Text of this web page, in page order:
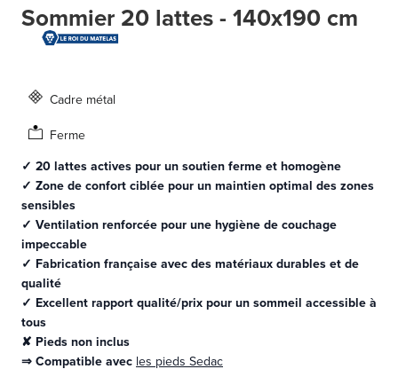
Sommier 20 lattes - 140x190 cm
Cadre métal
Ferme
✓ 20 lattes actives pour un soutien ferme et homogène
✓ Zone de confort ciblée pour un maintien optimal des zones
sensibles
✓ Ventilation renforcée pour une hygiène de couchage
impeccable
✓ Fabrication française avec des matériaux durables et de
qualité
✓ Excellent rapport qualité/prix pour un sommeil accessible à
tous
✘ Pieds non inclus
⇒ Compatible avec les pieds Sedac